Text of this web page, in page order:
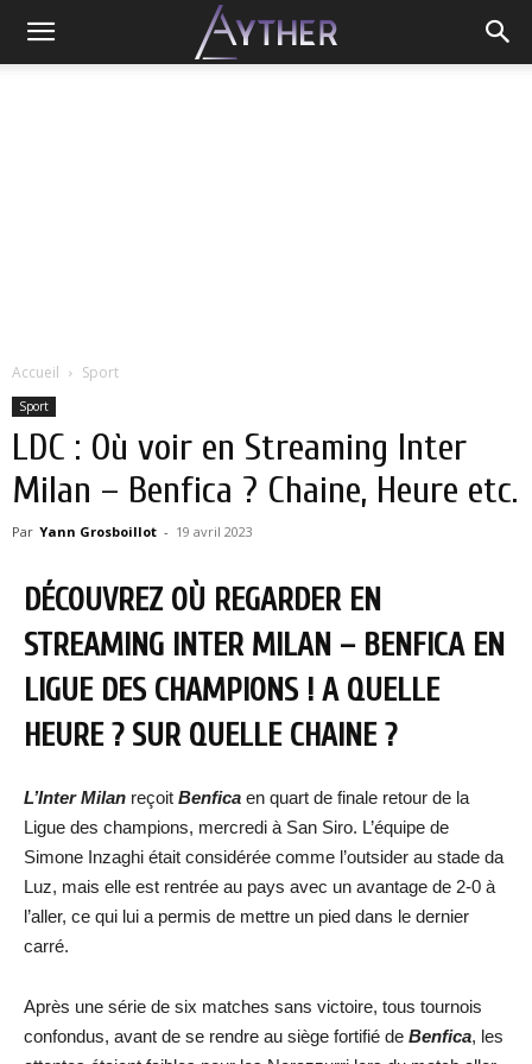
Accueil Sport
Sport
LDC : Où voir en Streaming Inter
Milan – Benfica ? Chaine, Heure etc.
Par Yann Grosboillot - 19 avril 2023
DÉCOUVREZ OÙ REGARDER EN
STREAMING INTER MILAN – BENFICA EN
LIGUE DES CHAMPIONS ! A QUELLE
HEURE ? SUR QUELLE CHAINE ?
L’Inter Milan reçoit Benfica en quart de finale retour de la
Ligue des champions, mercredi à San Siro. L’équipe de
Simone Inzaghi était considérée comme l’outsider au stade da
Luz, mais elle est rentrée au pays avec un avantage de 2-0 à
l’aller, ce qui lui a permis de mettre un pied dans le dernier
carré.
Après une série de six matches sans victoire, tous tournois
confondus, avant de se rendre au siège fortifié de Benfica, les